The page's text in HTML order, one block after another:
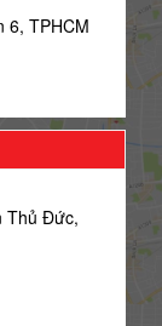
6, TPHCM
Thủ Đức,